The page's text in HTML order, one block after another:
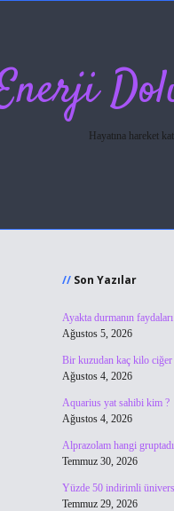
Hayatına hareket
Son Yazılar
Ayakta durmanın
Ağustos 5, 2026
Bir kuzudan kaç kilo ciğer
Ağustos 4, 2026
Aquarius yat sahibi kim ?
Ağustos 4, 2026
Alprazolam hangi
Temmuz 30, 2026
Yüzde 50 indirimli
Temmuz 29, 2026